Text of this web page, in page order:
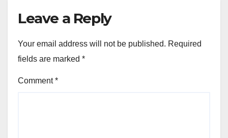
Leave a Reply
Your email address will not be published. Required
fields are marked *
Comment*